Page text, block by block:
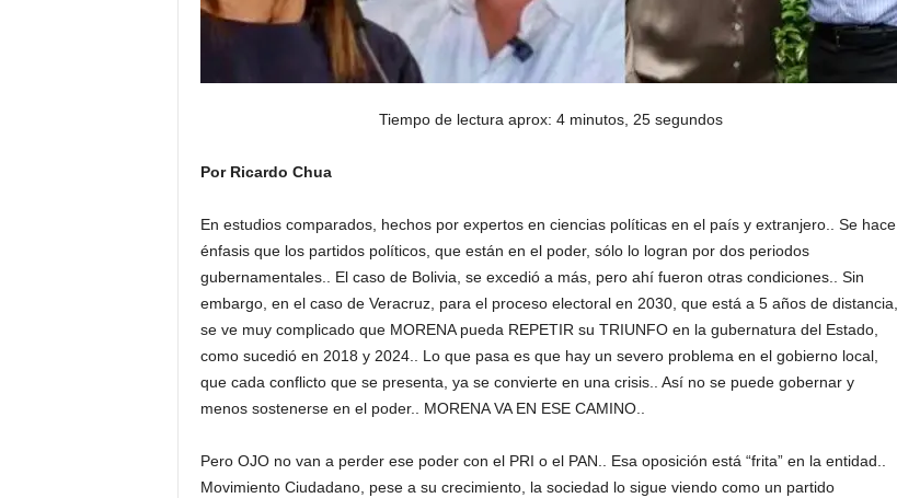
Tiempo de lectura aprox: 4 minutos, 25 segundos
Por Ricardo Chua
En estudios comparados, hechos por expertos en ciencias políticas en el país y extranjero.. Se hace
énfasis que los partidos políticos, que están en el poder, sólo lo logran por dos periodos
gubernamentales.. El caso de Bolivia, se excedió a más, pero ahí fueron otras condiciones.. Sin
embargo, en el caso de Veracruz, para el proceso electoral en 2030, que está a 5 años de distancia,
se ve muy complicado que MORENA pueda REPETIR su TRIUNFO en la gubernatura del Estado,
como sucedió en 2018 y 2024.. Lo que pasa es que hay un severo problema en el gobierno local,
que cada conflicto que se presenta, ya se convierte en una crisis.. Así no se puede gobernar y
menos sostenerse en el poder.. MORENA VA EN ESE CAMINO..
Pero OJO no van a perder ese poder con el PRI o el PAN.. Esa oposición está “frita” en la entidad..
Movimiento Ciudadano, pese a su crecimiento, la sociedad lo sigue viendo como un partido